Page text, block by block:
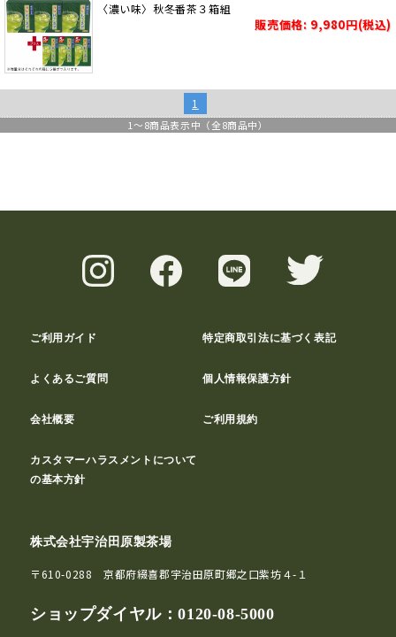
〈濃い味〉秋冬番茶３箱組
販売価格: 9,980円(税込)
1
1 ～8商品表示中（全8商品中）
ご利用ガイド 特定商取引法に基づく表記
よくあるご質問 個人情報保護方針
会社概要 ご利用規約
カスタマーハラスメントについて
の基本方針
株式会社宇治田原製茶場
〒610-0288 京都府綴喜郡宇治田原町郷之口紫坊４-１
ショップダイヤル：0120-08-5000